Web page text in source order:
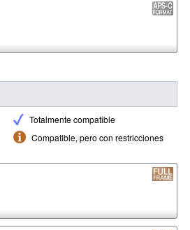
Totalmente compatible
Compatible, pero con restricciones